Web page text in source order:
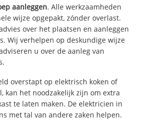
aanleggen. Alle werkzaamheden
wijze opgepakt, zónder overlast.
over het plaatsen en aanleggen
Wij verhelpen op deskundige wijze
u over de aanleg van
overstapt op elektrisch koken of
kan het noodzakelijk zijn om extra
te laten maken. De elektricien in
met tal van andere zaken helpen.